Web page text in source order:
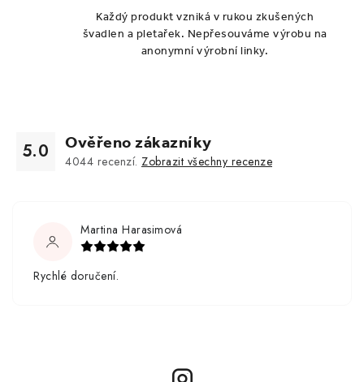
Každý produkt vzniká v rukou zkušených
švadlen a pletařek. Nepřesouváme výrobu na
anonymní výrobní linky.
5.0 Ověřeno zákazníky
4044 recenzí. Zobrazit všechny recenze
Martina Harasimová
Rychlé doručení.